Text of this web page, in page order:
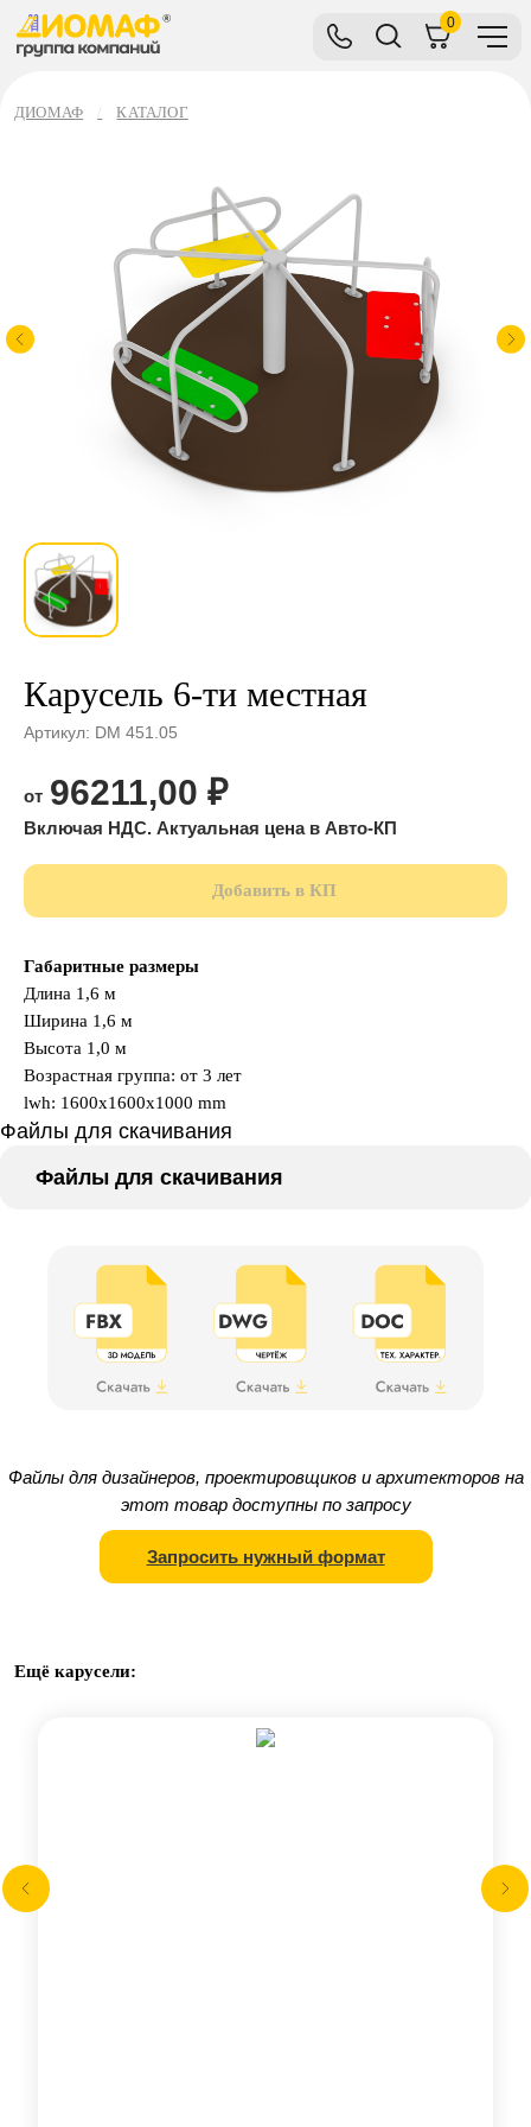
0
ДИОМАФ КАТАЛОГ
Карусель 6-ти местная
Артикул: DM 451.05
96211,00 ₽
Добавить в КП
Габаритные размеры
Длина 1,6 м
Ширина 1,6 м
Высота 1,0 м
Возрастная группа: от 3 лет
lwh: 1600x1600x1000 mm
Файлы для скачивания
Файлы для скачивания
Файлы для дизайнеров, проектировщиков и архитекторов на
этот товар доступны по запросу
Запросить нужный формат
Ещё карусели: